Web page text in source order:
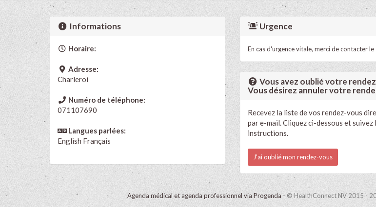
Informations
Horaire:
Adresse:
Charleroi
Numéro de téléphone:
071107690
Langues parlées:
English Français
Urgence
En cas d'urgence vitale, merci de contacter le
Vous avez oublié votre
Vous désirez annuler votre
Recevez la liste de vos rendez-vous
par e-mail. Cliquez ci-dessous et suivez
instructions.
J'ai oublié mon rendez-vous
Agenda médical et agenda professionnel via Progenda - © HealthConnect NV 2015 -